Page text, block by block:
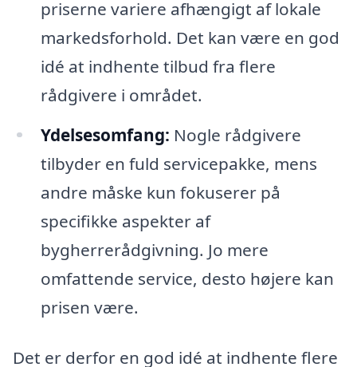
priserne variere afhængigt af lokale
markedsforhold. Det kan være en god
idé at indhente tilbud fra flere
rådgivere i området.
Ydelsesomfang: Nogle rådgivere
tilbyder en fuld servicepakke, mens
andre måske kun fokuserer på
specifikke aspekter af
bygherrerådgivning. Jo mere
omfattende service, desto højere kan
prisen være.
Det er derfor en god idé at indhente flere